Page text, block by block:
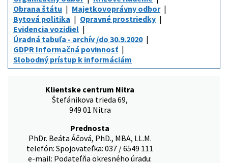
Obrana štátu
Majetkovoprávny odbor
Bytová politika
Opravné prostriedky
Evidencia vozidiel
Úradná tabuľa - archív /do 30.9.2020
GDPR Informačná povinnosť
Slobodný prístup k informáciám
Klientske centrum Nitra
Štefánikova trieda 69,
949 01 Nitra
Prednosta
PhDr. Beáta Áčová, PhD., MBA, LL.M.
telefón: Spojovateľka: 037 / 6549 111
e-mail: Podateľňa okresného úradu: